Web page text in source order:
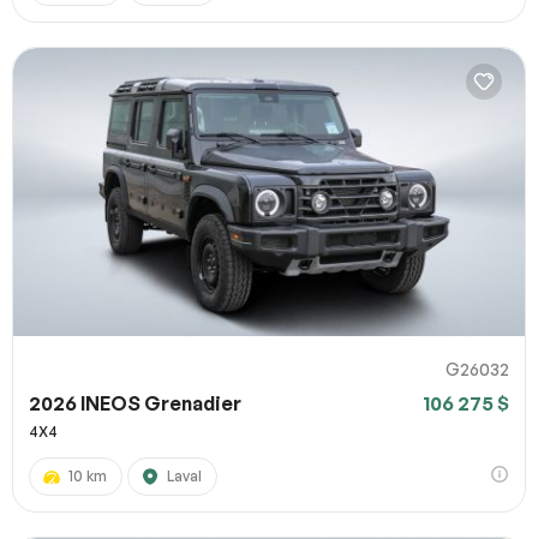
G26032
2026 INEOS Grenadier 106 275 $
4X4
10 km Laval